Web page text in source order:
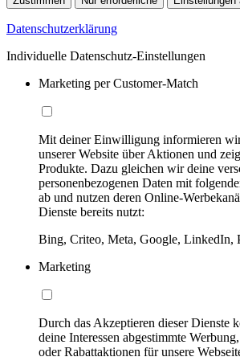
Datenschutzerklärung
Individuelle Datenschutz-Einstellungen
Marketing per Customer-Match
Mit deiner Einwilligung informieren
unserer Website über Aktionen und
Produkte. Dazu gleichen wir deine
personenbezogenen Daten mit
ab und nutzen deren Online-
Dienste bereits nutzt:
Bing, Criteo, Meta, Google, LinkedIn,
Marketing
Durch das Akzeptieren dieser Dienste
deine Interessen abgestimmte
oder Rabattaktionen für unsere